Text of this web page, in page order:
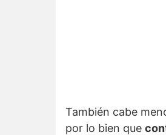
También cabe
por lo bien que